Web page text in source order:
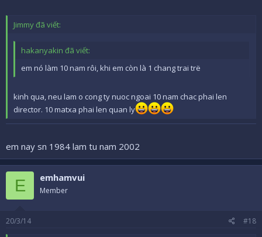
Jimmy đã viết:
hakanyakin đã viết:
em nó làm 10 nam rôi, khi em còn là 1 chang trai trë
kinh qua, neu lam o cong ty nuoc ngoai 10 nam chac phai len
director. 10 matxa phai len quan ly
em nay sn 1984 lam tu nam 2002
E emhamvui
Member
20/3/14 #18